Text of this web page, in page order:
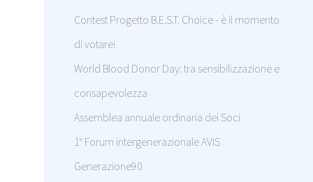
Contest Progetto B.E.S.T. Choice - è il momento
di votare!
World Blood Donor Day: tra sensibilizzazione e
consapevolezza
Assemblea annuale ordinaria dei Soci
1° Forum intergenerazionale AVIS
Generazione90